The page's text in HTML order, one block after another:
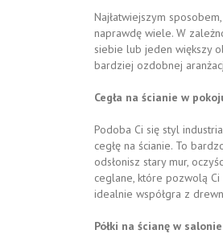
Najłatwiejszym
naprawdę wiele. W
siebie lub jeden większy
bardziej ozdobnej
Cegła na ścianie w
Podoba Ci się styl
cegłę na ścianie. To
odsłonisz stary mur,
ceglane, które pozwolą
idealnie współgra z
Półki na ścianę w salonie